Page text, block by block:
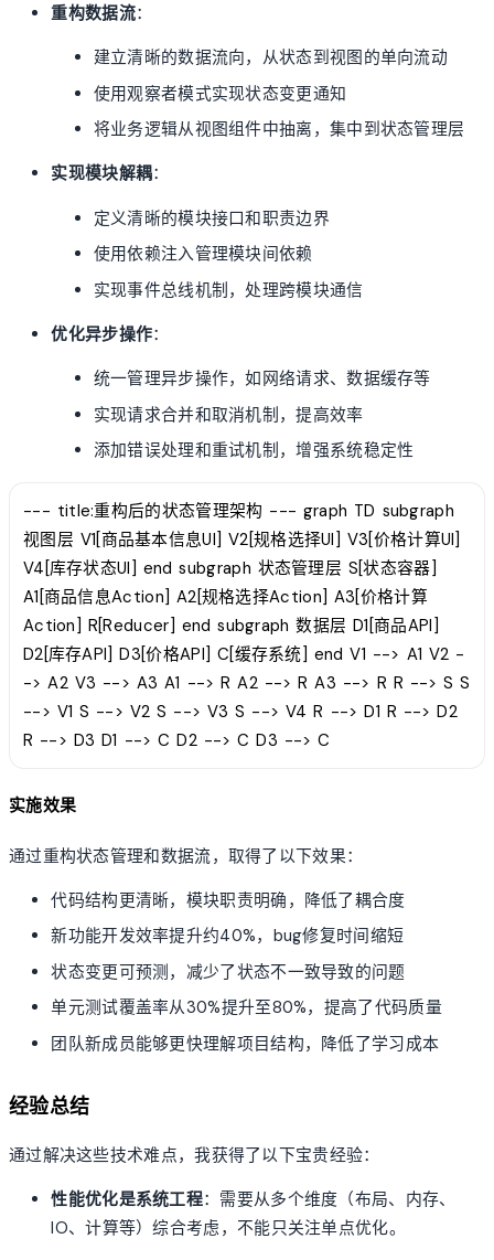
重构数据流：
建立清晰的数据流向，从状态到视图的单向流动
使用观察者模式实现状态变更通知
将业务逻辑从视图组件中抽离，集中到状态管理层
实现模块解耦：
定义清晰的模块接口和职责边界
使用依赖注入管理模块间依赖
实现事件总线机制，处理跨模块通信
优化异步操作：
统一管理异步操作，如网络请求、数据缓存等
实现请求合并和取消机制，提高效率
添加错误处理和重试机制，增强系统稳定性
--- title:重构后的状态管理架构 --- graph TD subgraph
视图层 V1[商品基本信息UI] V2[规格选择UI] V3[价格计算UI]
V4[库存状态UI] end subgraph 状态管理层 S[状态容器]
A1[商品信息Action] A2[规格选择Action] A3[价格计算
Action] R[Reducer] end subgraph 数据层 D1[商品API]
D2[库存API] D3[价格API] C[缓存系统] end V1 --> A1 V2 -
-> A2 V3 --> A3 A1 --> R A2 --> R A3 --> R R --> S S
--> V1 S --> V2 S --> V3 S --> V4 R --> D1 R --> D2
R --> D3 D1 --> C D2 --> C D3 --> C
实施效果
通过重构状态管理和数据流，取得了以下效果：
代码结构更清晰，模块职责明确，降低了耦合度
新功能开发效率提升约40%，bug修复时间缩短
状态变更可预测，减少了状态不一致导致的问题
单元测试覆盖率从30%提升至80%，提高了代码质量
团队新成员能够更快理解项目结构，降低了学习成本
经验总结
通过解决这些技术难点，我获得了以下宝贵经验：
性能优化是系统工程：需要从多个维度（布局、内存、
IO、计算等）综合考虑，不能只关注单点优化。